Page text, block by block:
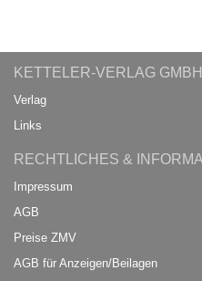
KETTELER-VERLAG GMBH
Verlag
Links
RECHTLICHES &
Impressum
AGB
Preise ZMV
AGB für Anzeigen/Beilagen